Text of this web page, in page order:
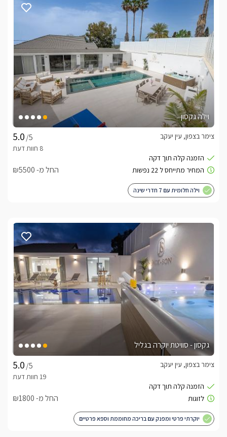
וילה גקסון
/5
צימר בצפון, עין יעקב
החל מ- ₪5500
וילה חלומית עם 7 חדרי שינה
גקסון - סוויטת יוקרה בגליל
/5
צימר בצפון, עין יעקב
החל מ- ₪1800
יוקרתי פרטי ומפנק עם בריכה מחוממת וספא פרטיים